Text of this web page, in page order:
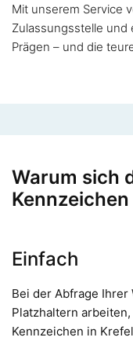
Mit unserem Service
Zulassungsstelle und
Prägen – und die
Warum sich
Einfach
Bei der Abfrage
Platzhaltern
Kennzeichen in